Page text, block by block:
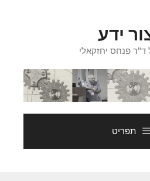
ידע
פנחס יחזקאלי
תפריט